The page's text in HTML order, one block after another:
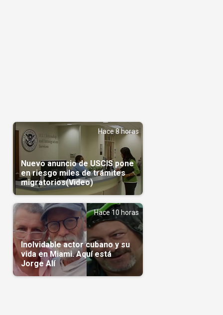
Hace 8 horas
Nuevo anuncio de USCIS pone
en riesgo miles de trámites
migratorios(Video)
Hace 10 horas
Inolvidable actor cubano y su
vida en Miami. Aquí está
Jorge Alí